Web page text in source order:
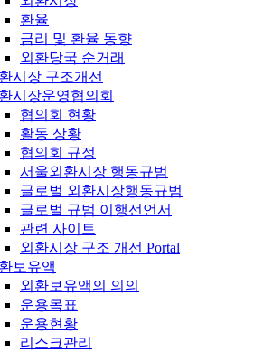
환율
금리 및 환율 동향
외환당국 순거래
시장 구조개선
시장운영협의회
협의회 현황
활동 상황
협의회 규정
서울외환시장 행동규범
글로벌 외환시장행동규범
글로벌 규범 이행선언서
관련 사이트
외환시장 구조 개선 Portal
보유액
외환보유액의 의의
운용목표
운용현황
리스크관리